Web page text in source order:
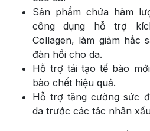
Sản phẩm chứa hàm
công dụng hỗ trợ
Collagen, làm giảm hắc
đàn hồi cho da.
Hỗ trợ tái tạo tế bào
bào chết hiệu quả.
Hỗ trợ tăng cường sức
da trước các tác nhân